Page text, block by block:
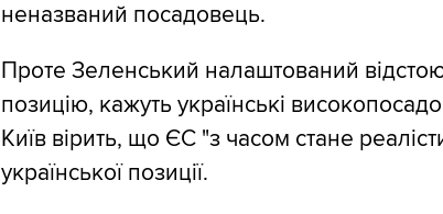
неназваний посадовець.
Проте Зеленський налаштований
позицію, кажуть українські
Київ вірить, що ЄС "з часом стане
української позиції.